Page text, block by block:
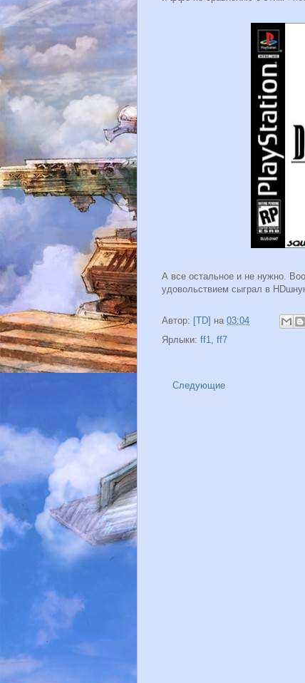
А все остальное и не нужно.
удовольствием сыграл в
Автор: [TD] на 03:04
Ярлыки: ff1 ff7
Следующие